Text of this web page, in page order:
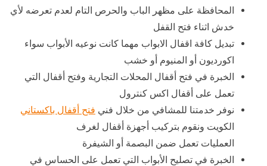
المحافظة على مظهر الباب والحرص التام لعدم تعرضه لأي
خدش اثناء فتح القفل
تبديل كافة اقفال الابواب مهما كانت نوعيه الأبواب سواء
اكورديون أو المنيوم أو خشب
الخبرة في فتح أقفال المحلات التجارية وفتح أقفال التي
تعمل على أقفال اكس كنترول
نوفر خدمتنا للمشافي من خلال فني فتح أقفال باكستاني
الكويت ونقوم بتركيب أجهزة أقفال لغرف
العمليات تعمل ضمن البصمة أو الشيفرة
الخبرة في تصليح الأبواب التي تعمل على الحساس في